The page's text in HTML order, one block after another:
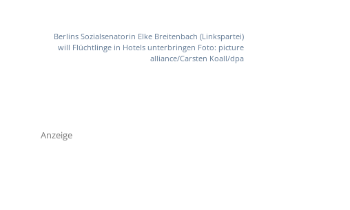
Berlins Sozialsenatorin Elke Breitenbach (Linkspartei)
will Flüchtlinge in Hotels unterbringen Foto: picture
alliance/Carsten Koall/dpa
Anzeige